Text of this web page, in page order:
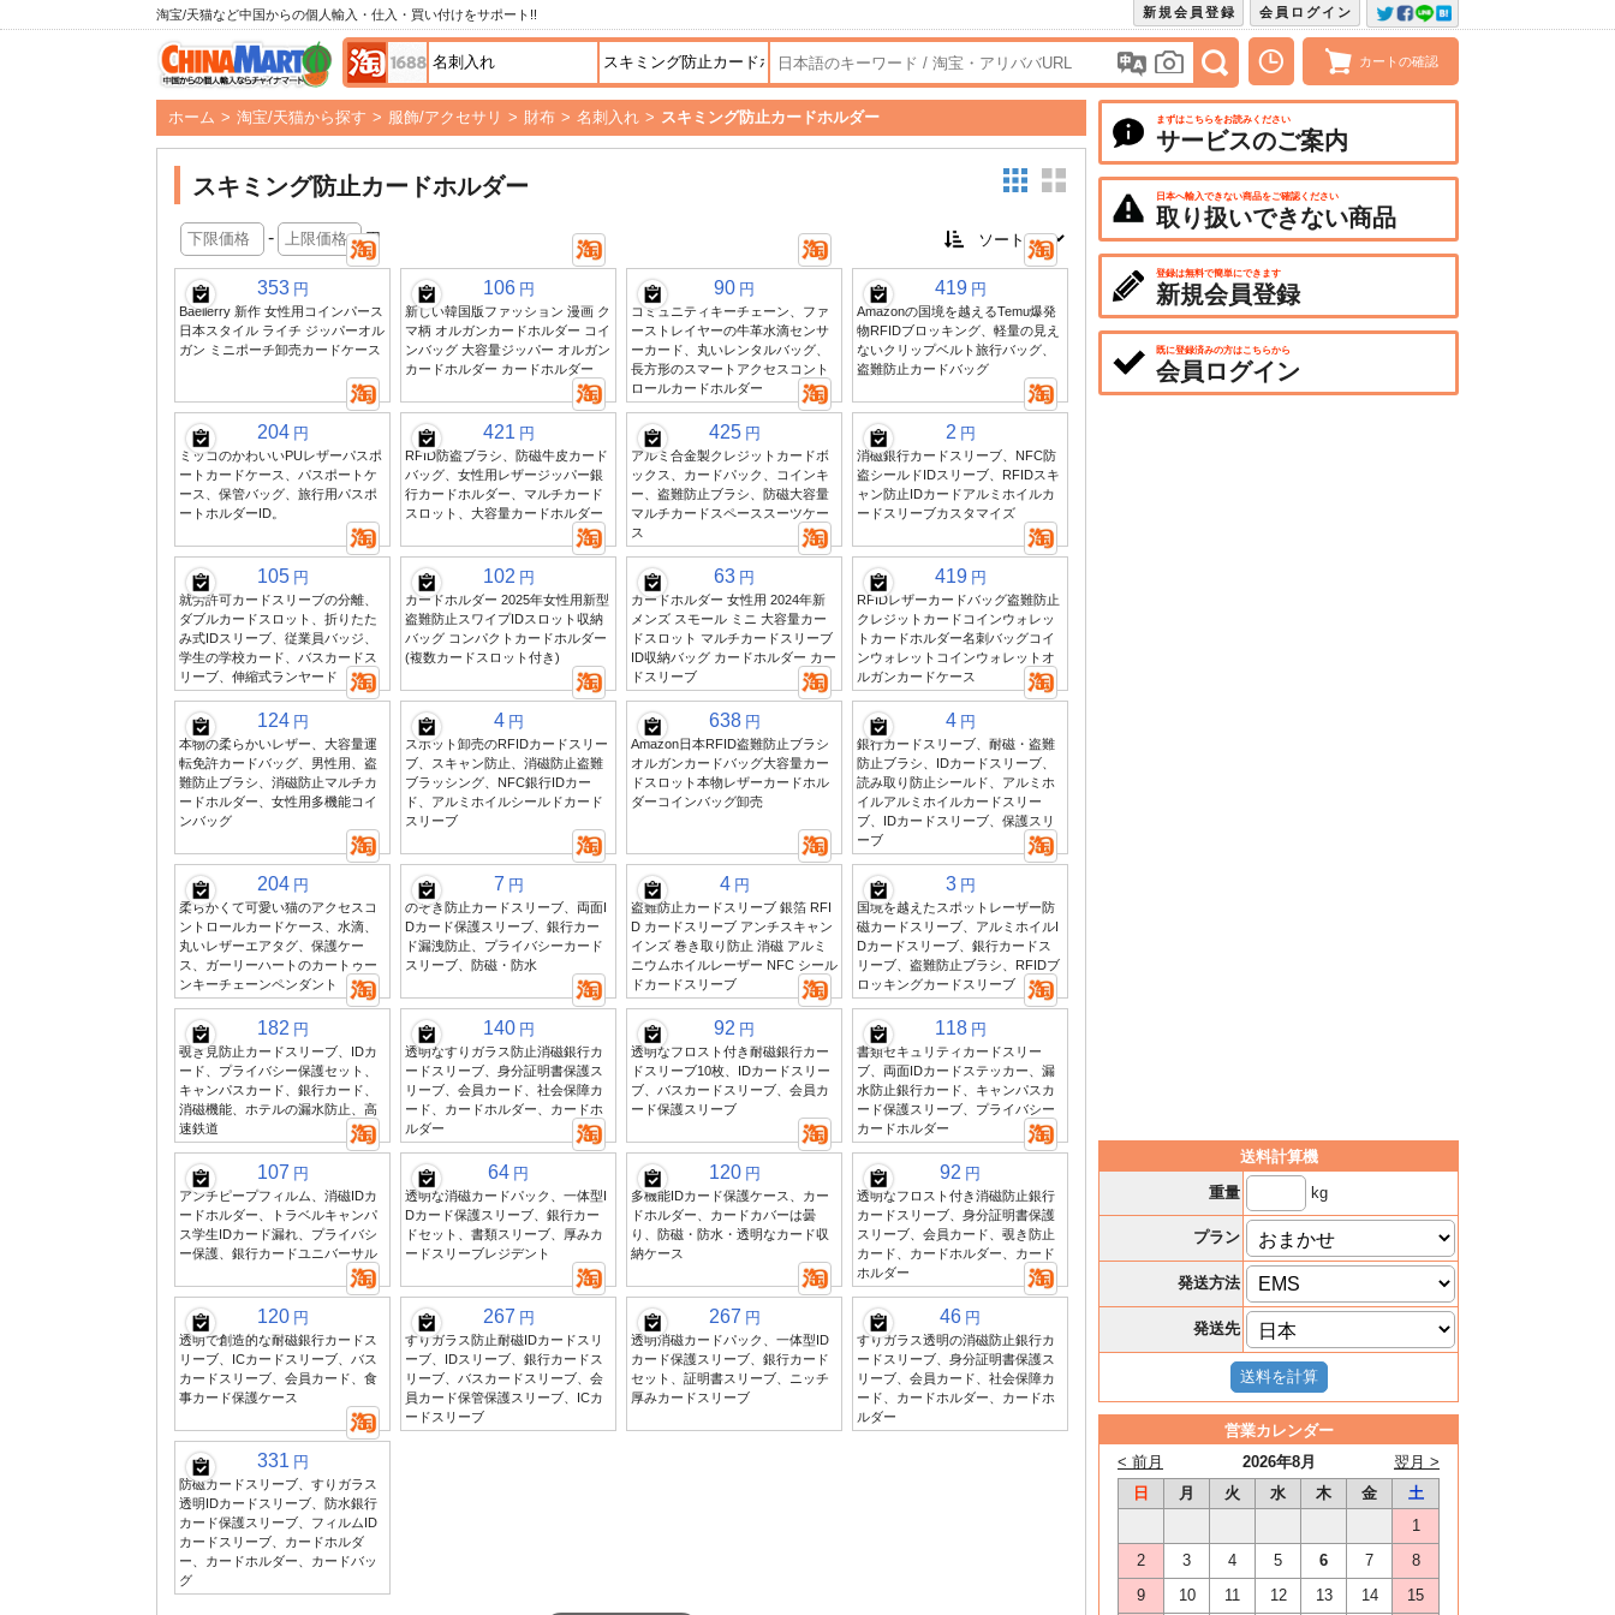
淘宝/天猫など中国からの個人輸入・仕入・買い付けをサポート!! 会員ログイン
新規会員登録
カートの確認
ホーム > 淘宝/天猫から探す > 服飾/アクセサリ > 財布 > 名刺入れ > スキミング防止カードホルダー
スキミング防止カードホルダー
- 円
353 円
Baellerry 新作 女性用コインパース
日本スタイル ライチ ジッパーオル
ガン ミニポーチ卸売カードケース
106 円
新しい韓国版ファッション 漫画 ク
マ柄 オルガンカードホルダー コイ
ンバッグ 大容量ジッパー オルガン
カードホルダー カードホルダー
90 円
コミュニティキーチェーン、ファ
ーストレイヤーの牛革水滴センサ
ーカード、丸いレンタルバッグ、
長方形のスマートアクセスコント
ロールカードホルダー
419 円
Amazonの国境を越えるTemu爆発
物RFIDブロッキング、軽量の見え
ないクリップベルト旅行バッグ、
盗難防止カードバッグ
204 円
ミッコのかわいいPUレザーパスポ
ートカードケース、パスポートケ
ース、保管バッグ、旅行用パスポ
ートホルダーID。
421 円
RFID防盗ブラシ、防磁牛皮カード
バッグ、女性用レザージッパー銀
行カードホルダー、マルチカード
スロット、大容量カードホルダー
425 円
アルミ合金製クレジットカードボ
ックス、カードパック、コインキ
ー、盗難防止ブラシ、防磁大容量
マルチカードスペーススーツケー
ス
2 円
消磁銀行カードスリーブ、NFC防
盗シールドIDスリーブ、RFIDスキ
ャン防止IDカードアルミホイルカ
ードスリーブカスタマイズ
105 円
就労許可カードスリーブの分離、
ダブルカードスロット、折りたた
み式IDスリーブ、従業員バッジ、
学生の学校カード、バスカードス
リーブ、伸縮式ランヤード
102 円
カードホルダー 2025年女性用新型
盗難防止スワイプIDスロット収納
バッグ コンパクトカードホルダー
(複数カードスロット付き)
63 円
カードホルダー 女性用 2024年新
メンズ スモール ミニ 大容量カー
ドスロット マルチカードスリーブ
ID収納バッグ カードホルダー カー
ドスリーブ
419 円
RFIDレザーカードバッグ盗難防止
クレジットカードコインウォレッ
トカードホルダー名刺バッグコイ
ンウォレットコインウォレットオ
ルガンカードケース
124 円
本物の柔らかいレザー、大容量運
転免許カードバッグ、男性用、盗
難防止ブラシ、消磁防止マルチカ
ードホルダー、女性用多機能コイ
ンバッグ
4 円
スポット卸売のRFIDカードスリー
ブ、スキャン防止、消磁防止盗難
ブラッシング、NFC銀行IDカー
ド、アルミホイルシールドカード
スリーブ
638 円
Amazon日本RFID盗難防止ブラシ
オルガンカードバッグ大容量カー
ドスロット本物レザーカードホル
ダーコインバッグ卸売
4 円
銀行カードスリーブ、耐磁・盗難
防止ブラシ、IDカードスリーブ、
読み取り防止シールド、アルミホ
イルアルミホイルカードスリー
ブ、IDカードスリーブ、保護スリ
ーブ
204 円
柔らかくて可愛い猫のアクセスコ
ントロールカードケース、水滴、
丸いレザーエアタグ、保護ケー
ス、ガーリーハートのカートゥー
ンキーチェーンペンダント
7 円
のぞき防止カードスリーブ、両面I
Dカード保護スリーブ、銀行カー
ド漏洩防止、プライバシーカード
スリーブ、防磁・防水
4 円
盗難防止カードスリーブ 銀箔 RFI
D カードスリーブ アンチスキャン
インズ 巻き取り防止 消磁 アルミ
ニウムホイルレーザー NFC シール
ドカードスリーブ
3 円
国境を越えたスポットレーザー防
磁カードスリーブ、アルミホイルI
Dカードスリーブ、銀行カードス
リーブ、盗難防止ブラシ、RFIDブ
ロッキングカードスリーブ
182 円
覗き見防止カードスリーブ、IDカ
ード、プライバシー保護セット、
キャンパスカード、銀行カード、
消磁機能、ホテルの漏水防止、高
速鉄道
140 円
透明なすりガラス防止消磁銀行カ
ードスリーブ、身分証明書保護ス
リーブ、会員カード、社会保障カ
ード、カードホルダー、カードホ
ルダー
92 円
透明なフロスト付き耐磁銀行カー
ドスリーブ10枚、IDカードスリー
ブ、バスカードスリーブ、会員カ
ード保護スリーブ
118 円
書類セキュリティカードスリー
ブ、両面IDカードステッカー、漏
水防止銀行カード、キャンパスカ
ード保護スリーブ、プライバシー
カードホルダー
107 円
アンチピープフィルム、消磁IDカ
ードホルダー、トラベルキャンパ
ス学生IDカード漏れ、プライバシ
ー保護、銀行カードユニバーサル
64 円
透明な消磁カードパック、一体型I
Dカード保護スリーブ、銀行カー
ドセット、書類スリーブ、厚みカ
ードスリーブレジデント
120 円
多機能IDカード保護ケース、カー
ドホルダー、カードカバーは曇
り、防磁・防水・透明なカード収
納ケース
92 円
透明なフロスト付き消磁防止銀行
カードスリーブ、身分証明書保護
スリーブ、会員カード、覗き防止
カード、カードホルダー、カード
ホルダー
120 円
透明で創造的な耐磁銀行カードス
リーブ、ICカードスリーブ、バス
カードスリーブ、会員カード、食
事カード保護ケース
267 円
すりガラス防止耐磁IDカードスリ
ーブ、IDスリーブ、銀行カードス
リーブ、バスカードスリーブ、会
員カード保管保護スリーブ、ICカ
ードスリーブ
267 円
透明消磁カードパック、一体型ID
カード保護スリーブ、銀行カード
セット、証明書スリーブ、ニッチ
厚みカードスリーブ
46 円
すりガラス透明の消磁防止銀行カ
ードスリーブ、身分証明書保護ス
リーブ、会員カード、社会保障カ
ード、カードホルダー、カードホ
ルダー
331 円
防磁カードスリーブ、すりガラス
透明IDカードスリーブ、防水銀行
カード保護スリーブ、フィルムID
カードスリーブ、カードホルダ
ー、カードホルダー、カードバッ
グ
まずはこちらをお読みください
サービスのご案内
日本へ輸入できない商品をご確認ください
取り扱いできない商品
登録は無料で簡単にできます
新規会員登録
既に登録済みの方はこちらから
会員ログイン
送料計算機
重量
kg
プラン
発送方法
発送先
営業カレンダー
2026年8月
< 前月
翌月 >
日
月 火 水 木 金
土
1
2
3 4 5 6 7
8
9
10 11 12 13 14
15